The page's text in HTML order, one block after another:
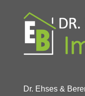
Dr. Ehses &